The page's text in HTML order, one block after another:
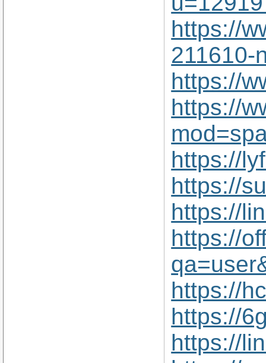
https://
211610-
https://
https://
https://
https://
https://
https://
https://
https://
https://